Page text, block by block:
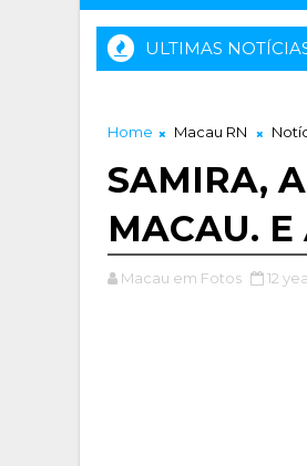
ULTIMAS
Home Macau RN
SAMIRA,
MACAU. E
Macau em Fotos 12